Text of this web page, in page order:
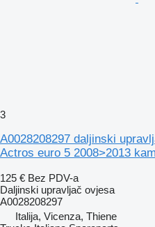
3
A0028208297 daljinski
Actros euro 5 2008>2013
125 € Bez PDV-a
Daljinski upravljač ovjesa
A0028208297
Italija, Vicenza, Thiene